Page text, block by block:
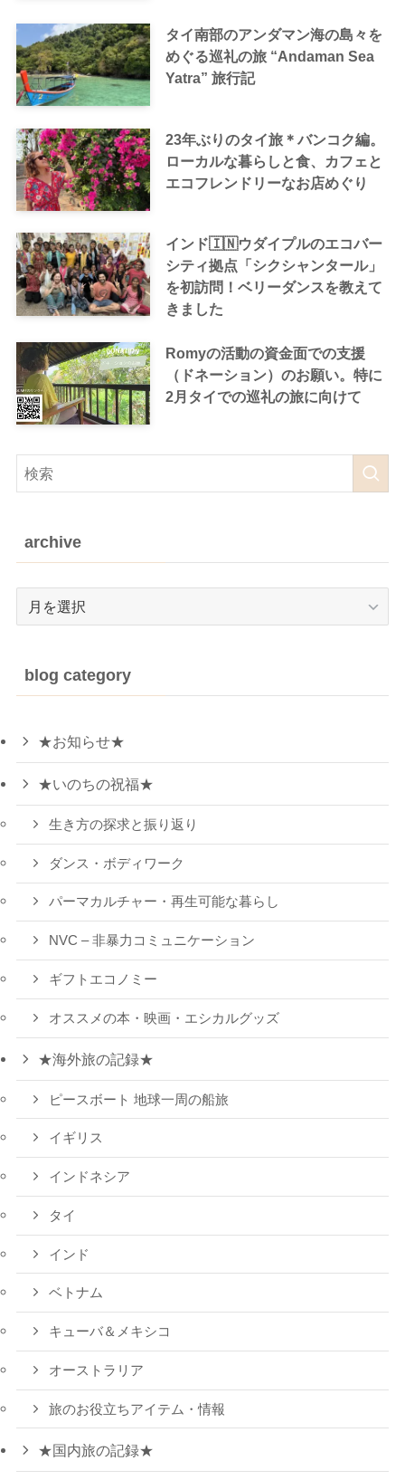
タイ南部のアンダマン海の島々を
めぐる巡礼の旅 “Andaman Sea
Yatra” 旅行記
23年ぶりのタイ旅＊バンコク編。
ローカルな暮らしと食、カフェと
エコフレンドリーなお店めぐり
インド🇮🇳ウダイプルのエコバー
シティ拠点「シクシャンタール」
を初訪問！ベリーダンスを教えて
きました
Romyの活動の資金面での支援
（ドネーション）のお願い。特に
2月タイでの巡礼の旅に向けて
archive
archive
blog category
★お知らせ★
★いのちの祝福★
生き方の探求と振り返り
ダンス・ボディワーク
パーマカルチャー・再生可能な暮らし
NVC – 非暴力コミュニケーション
ギフトエコノミー
オススメの本・映画・エシカルグッズ
★海外旅の記録★
ピースボート 地球一周の船旅
イギリス
インドネシア
タイ
インド
ベトナム
キューバ＆メキシコ
オーストラリア
旅のお役立ちアイテム・情報
★国内旅の記録★